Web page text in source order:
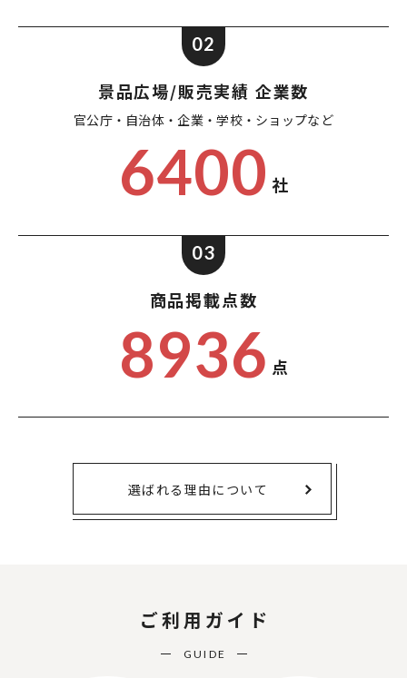
02
景品広場/販売実績 企業数
官公庁・自治体・企業・学校・ショップなど
6400 社
03
商品掲載点数
8936 点
選ばれる理由について
ご利用ガイド
GUIDE